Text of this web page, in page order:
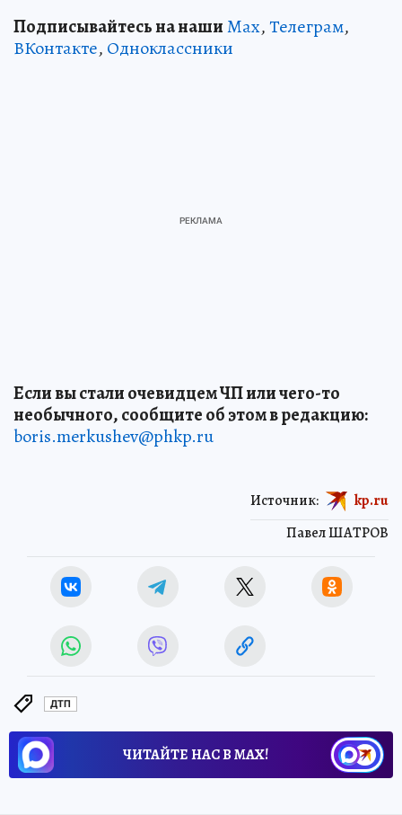
Подписывайтесь на нашиMax,Телеграм,
ВКонтакте, Одноклассники
Если вы стали очевидцем ЧП или чего-то
необычного, сообщите об этом в редакцию:
boris.merkushev@phkp.ru
Павел ШАТРОВ
Источник: kp.ru
ДТП
ЧИТАЙТЕ НАС В МАХ!